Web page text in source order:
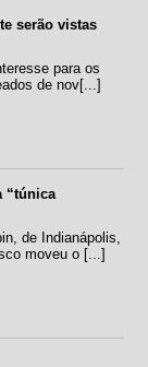
serão vistas
para os
de nov[...]
“túnica
de Indianápolis,
moveu o [...]